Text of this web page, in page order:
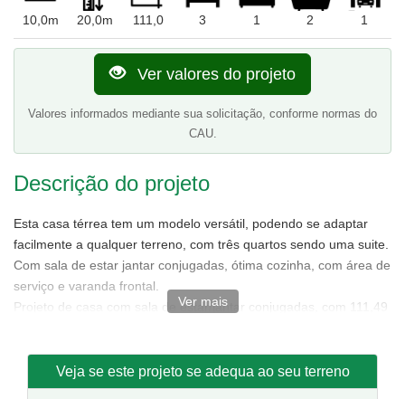
10,0m 20,0m 111,0 3 1 2 1
Ver valores do projeto
Valores informados mediante sua solicitação, conforme normas do
CAU.
Descrição do projeto
Esta casa térrea tem um modelo versátil, podendo se adaptar
facilmente a qualquer terreno, com três quartos sendo uma suite.
Com sala de estar jantar conjugadas, ótima cozinha, com área de
serviço e varanda frontal.
Projeto de casa com sala de estar/jantar conjugadas, com 111,49
Sugestão de terreno para implantação: 10 metros de frente
por 20 metros de fundos.
Ver mais
Veja se este projeto se adequa ao seu terreno